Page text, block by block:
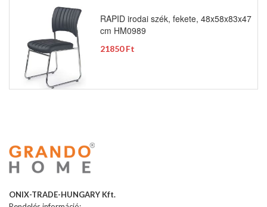
RAPID irodai szék, fekete, 48x58x83x47
cm HM0989
21850 Ft
ONIX-TRADE-HUNGARY Kft.